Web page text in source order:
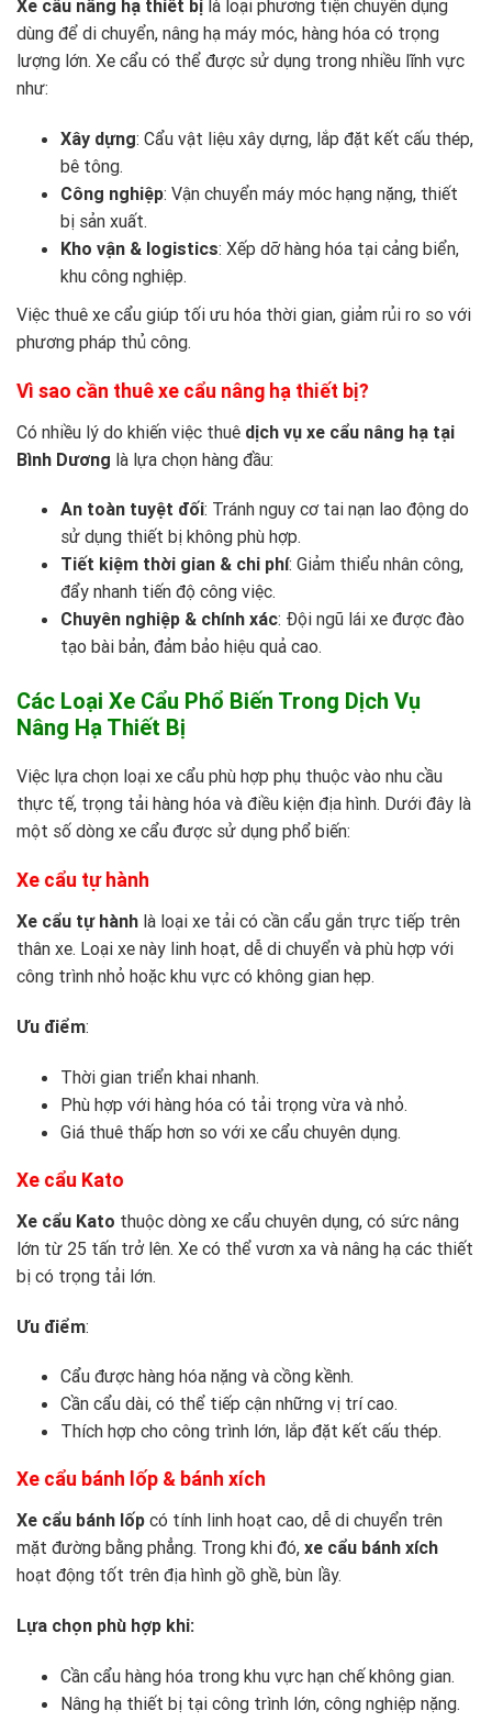
Xe cẩu nâng hạ thiết bị là loại phương tiện chuyên dụng
dùng để di chuyển, nâng hạ máy móc, hàng hóa có trọng
lượng lớn. Xe cẩu có thể được sử dụng trong nhiều lĩnh vực
như:
Xây dựng: Cẩu vật liệu xây dựng, lắp đặt kết cấu thép,
bê tông.
Công nghiệp: Vận chuyển máy móc hạng nặng, thiết
bị sản xuất.
Kho vận & logistics: Xếp dỡ hàng hóa tại cảng biển,
khu công nghiệp.
Việc thuê xe cẩu giúp tối ưu hóa thời gian, giảm rủi ro so với
phương pháp thủ công.
Vì sao cần thuê xe cẩu nâng hạ thiết bị?
Có nhiều lý do khiến việc thuê dịch vụ xe cẩu nâng hạ tại
Bình Dương là lựa chọn hàng đầu:
An toàn tuyệt đối: Tránh nguy cơ tai nạn lao động do
sử dụng thiết bị không phù hợp.
Tiết kiệm thời gian & chi phí: Giảm thiểu nhân công,
đẩy nhanh tiến độ công việc.
Chuyên nghiệp & chính xác: Đội ngũ lái xe được đào
tạo bài bản, đảm bảo hiệu quả cao.
Các Loại Xe Cẩu Phổ Biến Trong Dịch Vụ
Nâng Hạ Thiết Bị
Việc lựa chọn loại xe cẩu phù hợp phụ thuộc vào nhu cầu
thực tế, trọng tải hàng hóa và điều kiện địa hình. Dưới đây là
một số dòng xe cẩu được sử dụng phổ biến:
Xe cẩu tự hành
Xe cẩu tự hành là loại xe tải có cần cẩu gắn trực tiếp trên
thân xe. Loại xe này linh hoạt, dễ di chuyển và phù hợp với
công trình nhỏ hoặc khu vực có không gian hẹp.
Ưu điểm:
Thời gian triển khai nhanh.
Phù hợp với hàng hóa có tải trọng vừa và nhỏ.
Giá thuê thấp hơn so với xe cẩu chuyên dụng.
Xe cẩu Kato
Xe cẩu Kato thuộc dòng xe cẩu chuyên dụng, có sức nâng
lớn từ 25 tấn trở lên. Xe có thể vươn xa và nâng hạ các thiết
bị có trọng tải lớn.
Ưu điểm:
Cẩu được hàng hóa nặng và cồng kềnh.
Cần cẩu dài, có thể tiếp cận những vị trí cao.
Thích hợp cho công trình lớn, lắp đặt kết cấu thép.
Xe cẩu bánh lốp & bánh xích
Xe cẩu bánh lốp có tính linh hoạt cao, dễ di chuyển trên
mặt đường bằng phẳng. Trong khi đó, xe cẩu bánh xích
hoạt động tốt trên địa hình gồ ghề, bùn lầy.
Lựa chọn phù hợp khi:
Cần cẩu hàng hóa trong khu vực hạn chế không gian.
Nâng hạ thiết bị tại công trình lớn, công nghiệp nặng.